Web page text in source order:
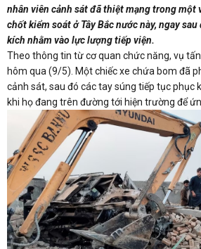
nhân viên cảnh sát đã thiệt mạng trong một
chốt kiểm soát ở Tây Bắc nước này, ngay
kích nhằm vào lực lượng tiếp viện.
Theo thông tin từ cơ quan chức năng, vụ
hôm qua (9/5). Một chiếc xe chứa bom đã
cảnh sát, sau đó các tay súng tiếp tục phục
khi họ đang trên đường tới hiện trường để